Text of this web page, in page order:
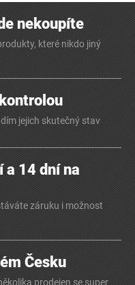
nekoupíte
které nikdo jiný
jejich skutečný stav
a 14 dní na
záruku i možnost
Česku
prodejen se super